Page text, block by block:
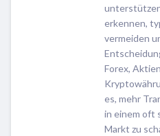
erkennen,
vermeiden
Forex,
es, mehr
in einem oft
Markt zu